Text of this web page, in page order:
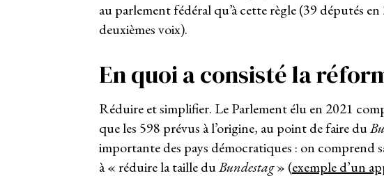
au parlement fédéral qu’à cette règle (39 députés
deuxièmes voix).
En quoi a consisté la
Réduire et simplifier. Le Parlement élu en 2021
que les 598 prévus à l’origine, au point de faire du
importante des pays démocratiques : on comprend
à « réduire la taille duBundestag» (exemple d’un